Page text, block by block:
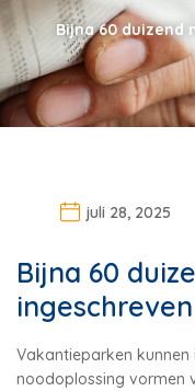
Bijna 60 duizend
juli 28, 2025
Bijna 60
Vakantieparken
noodoplossing vormen